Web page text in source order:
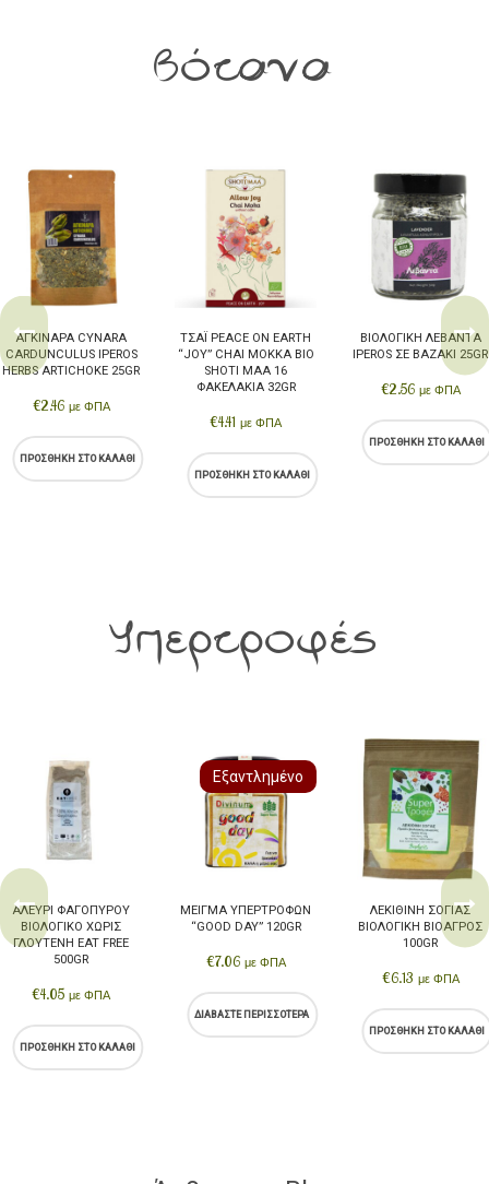
Βότανα
ΑΓΚΙΝΆΡΑ CYNARA
CARDUNCULUS IPEROS
HERBS ARTICHOKE 25GR
€2.46 με ΦΠΑ
ΠΡΟΣΘΉΚΗ ΣΤΟ ΚΑΛΆΘΙ
ΤΣΆΙ PEACE ON EARTH
“JOY” CHAI ΜΌΚΚΑ BIO
SHOTI MAA 16
ΦΑΚΕΛΆΚΙΑ 32GR
€4.41 με ΦΠΑ
ΠΡΟΣΘΉΚΗ ΣΤΟ ΚΑΛΆΘΙ
ΒΙΟΛΟΓΙΚΉ ΛΕΒΆΝΤΑ
IPEROS ΣΕ ΒΑΖΆΚΙ 25GR
€2.56 με ΦΠΑ
ΠΡΟΣΘΉΚΗ ΣΤΟ ΚΑΛΆΘΙ
Υπερτροφές
ΑΛΕΎΡΙ ΦΑΓΌΠΥΡΟΥ
ΒΙΟΛΟΓΙΚΌ ΧΩΡΊΣ
ΓΛΟΥΤΈΝΗ EAT FREE
500GR
€4.05 με ΦΠΑ
ΠΡΟΣΘΉΚΗ ΣΤΟ ΚΑΛΆΘΙ
Εξαντλημένο
ΜΕΊΓΜΑ ΥΠΕΡΤΡΟΦΩΝ
“GOOD DAY” 120GR
€7.06 με ΦΠΑ
ΔΙΑΒΆΣΤΕ ΠΕΡΙΣΣΌΤΕΡΑ
ΛΕΚΙΘΊΝΗ ΣΌΓΙΑΣ
ΒΙΟΛΟΓΙΚΉ ΒΙΟΑΓΡΌΣ
100GR
€6.13 με ΦΠΑ
ΠΡΟΣΘΉΚΗ ΣΤΟ ΚΑΛΆΘΙ